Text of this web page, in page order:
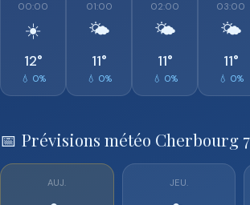
00:00
☀️
12°
💧 0%
01:00
🌤️
11°
💧 0%
02:00
🌤️
11°
💧 0%
03:00
🌤️
11°
💧 0%
📅 Prévisions météo Cherbourg
AUJ. JEU.